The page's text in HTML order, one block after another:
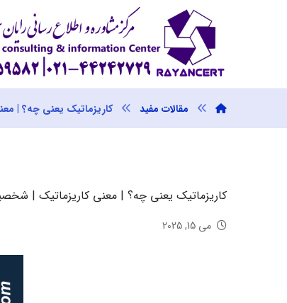
مقالات مفید کاریزماتیک یعنی چه؟ |
کاریزماتیک یعنی چه؟ | معنی کاریزماتیک |
می 15, 2025